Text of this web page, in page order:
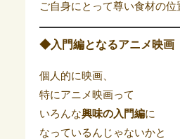
ご自身にとって尊い食材の位
◆入門編となるアニメ映画
個人的に映画、
特にアニメ映画って
いろんな興味の入門編に
なっているんじゃないかと